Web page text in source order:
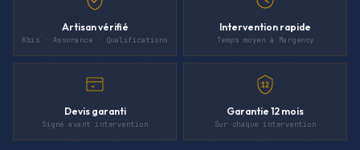
Artisan vérifié
Kbis · Assurance · Qualifications
Intervention rapide
Temps moyen à Margency
Devis garanti
Signé avant intervention
12
Garantie 12 mois
Sur chaque intervention